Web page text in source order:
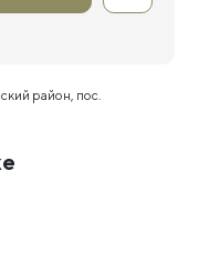
район, пос.